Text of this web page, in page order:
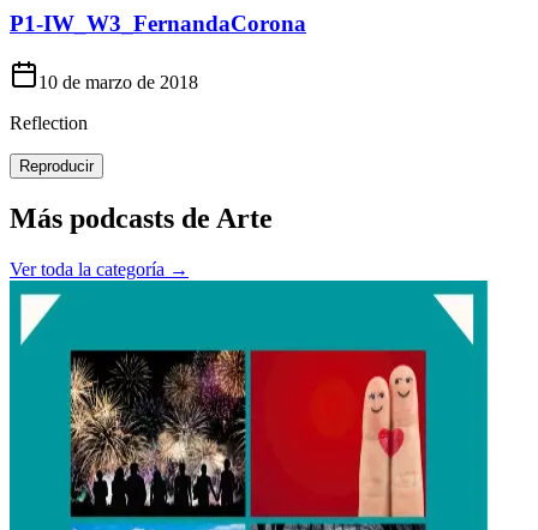
P1-IW_W3_FernandaCorona
10 de marzo de 2018
Reflection
Reproducir
Más podcasts de Arte
Ver toda la categoría →